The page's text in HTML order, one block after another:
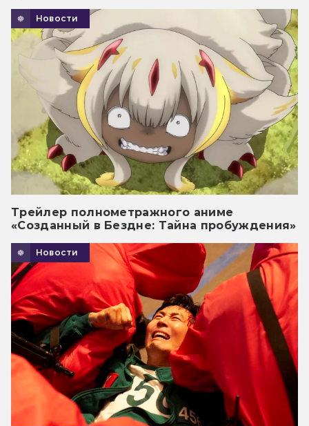
Новости
Трейлер полнометражного аниме
«Созданный в Бездне: Тайна пробуждения»
Новости